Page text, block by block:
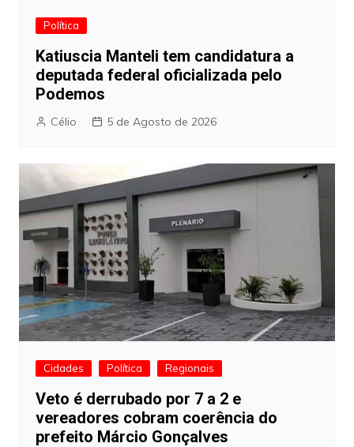
Política
Katiuscia Manteli tem candidatura a
deputada federal oficializada pelo
Podemos
Célio 5 de Agosto de 2026
Cidades Política Regionais
Veto é derrubado por 7 a 2 e
vereadores cobram coerência do
prefeito Márcio Gonçalves